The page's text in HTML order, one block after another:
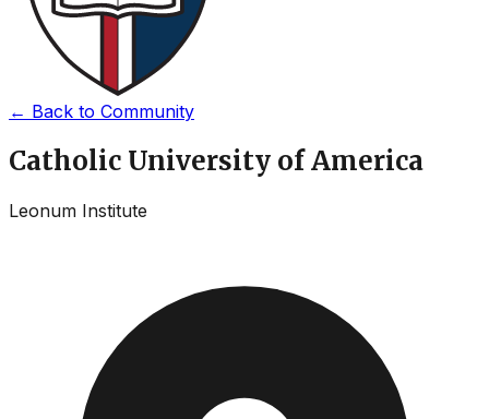
← Back to Community
Catholic University of America
Leonum Institute